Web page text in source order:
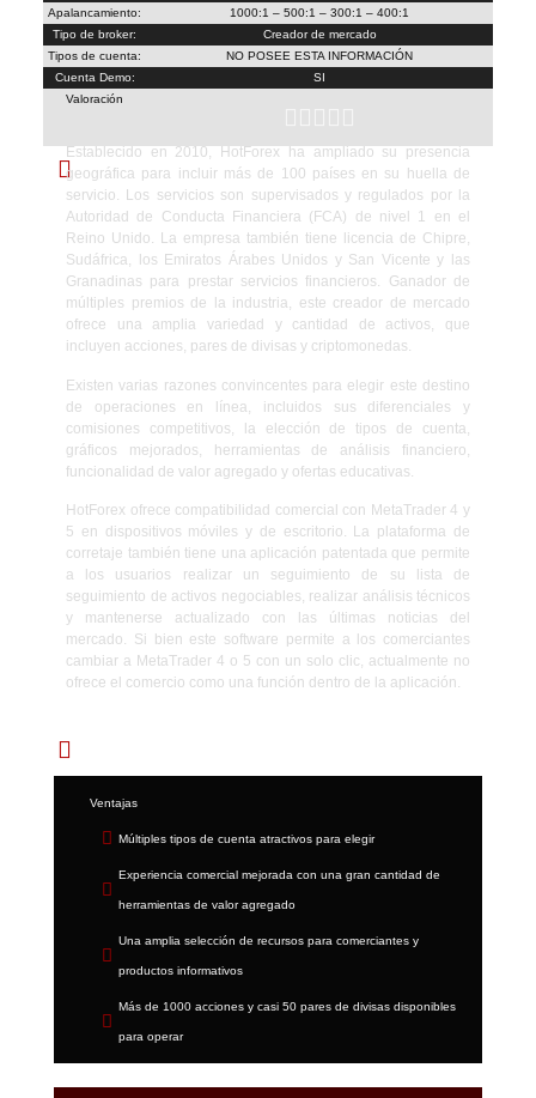
Apalancamiento:
1000:1 – 500:1 – 300:1 – 400:1
Tipo de broker:
Creador de mercado
Tipos de cuenta:
NO POSEE ESTA INFORMACIÓN
Cuenta Demo:
SI
Valoración
Revisión de HotForex
Establecido en 2010, HotForex ha ampliado su presencia
geográfica para incluir más de 100 países en su huella de
servicio. Los servicios son supervisados ​​y regulados por la
Autoridad de Conducta Financiera (FCA) de nivel 1 en el
Reino Unido. La empresa también tiene licencia de Chipre,
Sudáfrica, los Emiratos Árabes Unidos y San Vicente y las
Granadinas para prestar servicios financieros. Ganador de
múltiples premios de la industria, este creador de mercado
ofrece una amplia variedad y cantidad de activos, que
incluyen acciones, pares de divisas y criptomonedas.
Existen varias razones convincentes para elegir este destino
de operaciones en línea, incluidos sus diferenciales y
comisiones competitivos, la elección de tipos de cuenta,
gráficos mejorados, herramientas de análisis financiero,
funcionalidad de valor agregado y ofertas educativas.
HotForex ofrece compatibilidad comercial con MetaTrader 4 y
5 en dispositivos móviles y de escritorio. La plataforma de
corretaje también tiene una aplicación patentada que permite
a los usuarios realizar un seguimiento de su lista de
seguimiento de activos negociables, realizar análisis técnicos
y mantenerse actualizado con las últimas noticias del
mercado. Si bien este software permite a los comerciantes
cambiar a MetaTrader 4 o 5 con un solo clic, actualmente no
ofrece el comercio como una función dentro de la aplicación.
Ventajas
Múltiples tipos de cuenta atractivos para elegir
Experiencia comercial mejorada con una gran cantidad de
herramientas de valor agregado
Una amplia selección de recursos para comerciantes y
productos informativos
Más de 1000 acciones y casi 50 pares de divisas disponibles
para operar